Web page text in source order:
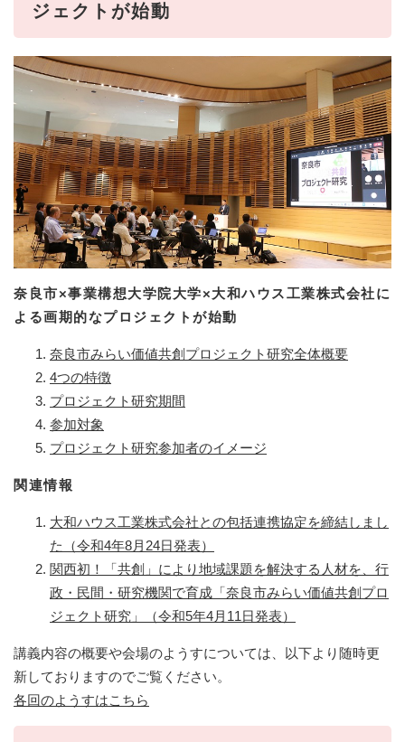
ジェクトが始動
奈良市×事業構想大学院大学×大和ハウス工業株式会社に
よる画期的なプロジェクトが始動
奈良市みらい価値共創プロジェクト研究全体概要
4つの特徴
プロジェクト研究期間
参加対象
プロジェクト研究参加者のイメージ
関連情報
大和ハウス工業株式会社との包括連携協定を締結しまし
た（令和4年8月24日発表）
関西初！「共創」により地域課題を解決する人材を、行
政・民間・研究機関で育成「奈良市みらい価値共創プロ
ジェクト研究」（令和5年4月11日発表）
講義内容の概要や会場のようすについては、以下より随時更
新しておりますのでご覧ください。
各回のようすはこちら